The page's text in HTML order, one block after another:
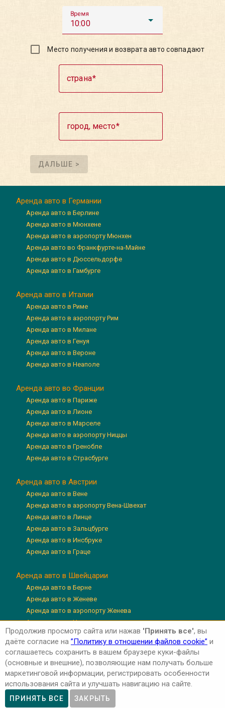
Время
10:00
Место получения и возврата авто совпадают
страна
город, место
ДАЛЬШЕ >
Аренда авто в Германии
Аренда авто в Берлине
Аренда авто в Мюнхене
Аренда авто в аэропорту Мюнхен
Аренда авто во Франкфурте-на-Майне
Аренда авто в Дюссельдорфе
Аренда авто в Гамбурге
Аренда авто в Италии
Аренда авто в Риме
Аренда авто в аэропорту Рим
Аренда авто в Милане
Аренда авто в Генуя
Аренда авто в Вероне
Аренда авто в Неаполе
Аренда авто во Франции
Аренда авто в Париже
Аренда авто в Лионе
Аренда авто в Марселе
Аренда авто в аэропорту Ниццы
Аренда авто в Гренобле
Аренда авто в Страсбурге
Аренда авто в Австрии
Аренда авто в Вене
Аренда авто в аэропорту Вена-Швехат
Аренда авто в Линце
Аренда авто в Зальцбурге
Аренда авто в Инсбруке
Аренда авто в Граце
Аренда авто в Швейцарии
Аренда авто в Берне
Аренда авто в Женеве
Аренда авто в аэропорту Женева
Аренда авто в Цюрихе
Аренда авто в аэропорту Цюрих
Аренда авто в Люцерне
Авторские права © 2026 'Авто-Аренда'
Privacy Policy
Продолжив просмотр сайта или нажав 'Принять все', вы
даёте согласие на ”Политику в отношении файлов cookie” и
соглашаетесь сохранить в вашем браузере куки-файлы
(основные и внешние), позволяющие нам получать больше
маркетинговой информации, регистрировать особенности
использования сайта и улучшать навигацию на сайте.
ПРИНЯТЬ ВСЕ ЗАКРЫТЬ